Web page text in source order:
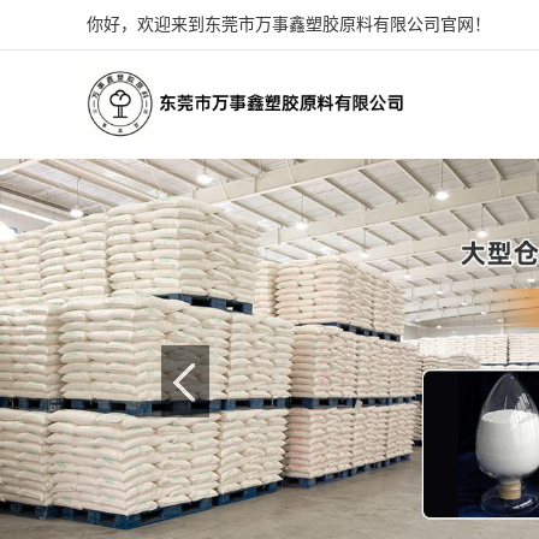
你好，欢迎来到东莞市万事鑫塑胶原料有限公司官网！